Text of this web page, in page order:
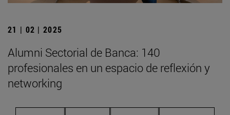
21 | 02 | 2025
Alumni Sectorial de Banca: 140
profesionales en un espacio de reflexión y
networking